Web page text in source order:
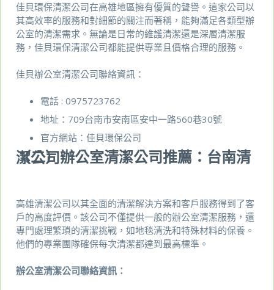
佳貝環保清潔公司在高雄地區擁有優質的聲譽。這家公司以
其高效率的服務和對細節的關注而著稱，能夠滿足各類型辦
公室的清潔需求。無論是日常的維護清潔還是深層清潔服
務，佳貝環保清潔公司都能提供專業且價格合理的服務。
佳貝辦公室清潔公司聯絡資訊：
電話 : 0975723762
地址：709台南市安南區安中一路560巷30號
官方網站： 佳貝環保公司
（二）辦公室清潔公司推薦：台南清潔公司
高雄清潔公司以其全面的清潔解決方案和客戶服務得到了客
戶的高度評價。該公司不僅提供一般的辦公室清潔服務，還
專門處理繁瑣的清潔挑戰，如地毯清洗和特殊材料的保養。
他們的專業團隊確保每次清潔都達到最高標準。
辦公室清潔公司聯絡資訊：